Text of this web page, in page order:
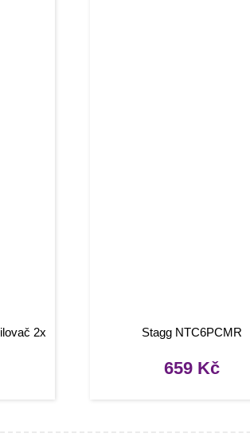
2x
Stagg NTC6PCMR
659 Kč